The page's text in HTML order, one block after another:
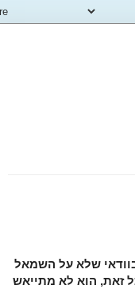
שלא על השמאל
זאת, הוא לא מתייאש